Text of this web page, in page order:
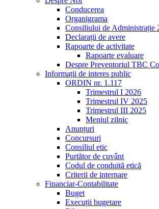
Conducerea
Organigrama
Consiliului de Administrație
Declarații de avere
Rapoarte de activitate
Rapoarte evaluare
Despre Preventoriul TBC
Informații de interes public
ORDIN nr. 1.117
Trimestrul I 2026
Trimestrul IV 2025
Trimestrul III 2025
Meniul zilnic
Anunțuri
Concursuri
Consiliul etic
Purtător de cuvânt
Codul de conduită etică
Criterii de internare
Financiar-Contabilitate
Buget
Execuții bugetare